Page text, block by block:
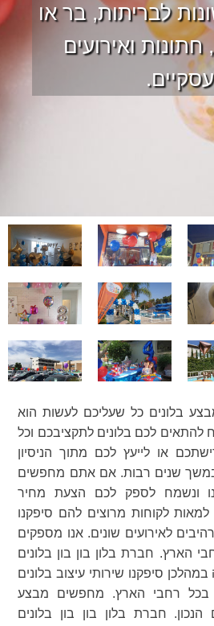
לבריתות, בר או
ואירועים
עסקיים.
בלונים כל שעליכם לעשות הוא
להתאים לכם בלונים לתקציבכם וכל
או לייעץ לכם מתוך הניסיון
במשך שנים רבות. אם אתם מחפשים
ונשמח לספק לכם הצעת מחיר
לקוחות מרוצים להם סיפקנו
לאירועים שונים. אנו מספקים
הארץ. חברת בלון בון בון בלונים
סיפקנו שירותי עיצוב בלונים
בכל רחבי הארץ. מחפשים מבצע
חברת בלון בון בון בלונים